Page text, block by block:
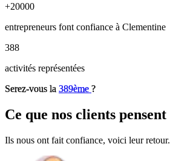
+20000
entrepreneurs font confiance à Clementine
388
activités représentées
Serez-vous la 389ème ?
Ce que nos clients pensent
Ils nous ont fait confiance, voici leur retour.